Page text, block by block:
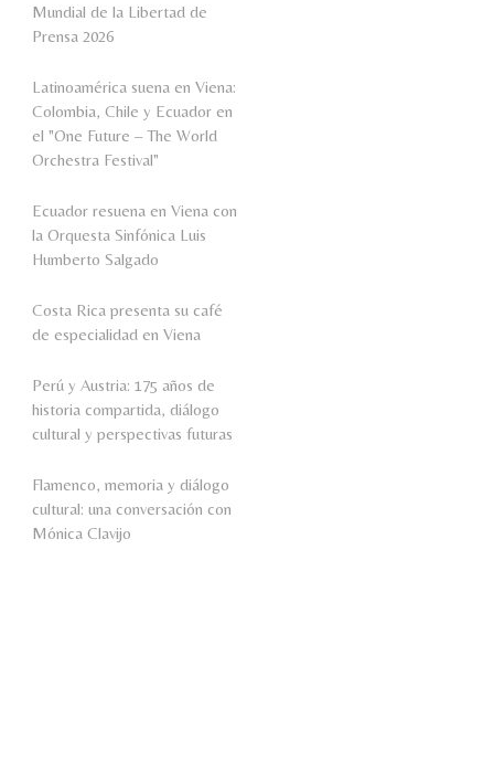
Mundial de la Libertad de
Prensa 2026
Latinoamérica suena en Viena:
Colombia, Chile y Ecuador en
el "One Future – The World
Orchestra Festival"
Ecuador resuena en Viena con
la Orquesta Sinfónica Luis
Humberto Salgado
Costa Rica presenta su café
de especialidad en Viena
Perú y Austria: 175 años de
historia compartida, diálogo
cultural y perspectivas futuras
Flamenco, memoria y diálogo
cultural: una conversación con
Mónica Clavijo